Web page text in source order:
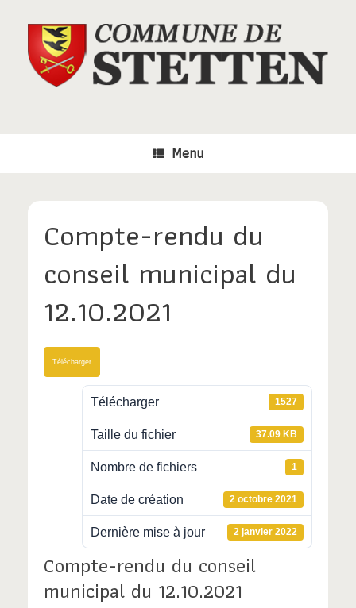
Menu
Compte-rendu du
conseil municipal du
12.10.2021
Télécharger
Télécharger 1527
Taille du fichier 37.09 KB
Nombre de fichiers 1
Date de création 2 octobre 2021
Dernière mise à jour 2 janvier 2022
Compte-rendu du conseil
municipal du 12.10.2021